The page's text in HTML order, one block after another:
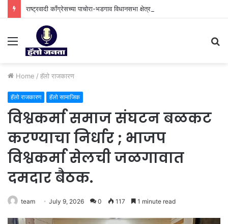
Menu
Home / हॅलो राजकारण
हॅलो राजकारण हॅलो सामाजिक
विश्वकर्मा समाज संघटन बळकट
करण्याचा निर्धार ; भाजप
विश्वकर्मा सेलची जळगावात
दमदार बैठक.
team July 9, 2026 0 117 1 minute read